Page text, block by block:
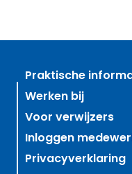
Praktische
Werken bij
Voor verwijzers
Inloggen
Privacyverklaring